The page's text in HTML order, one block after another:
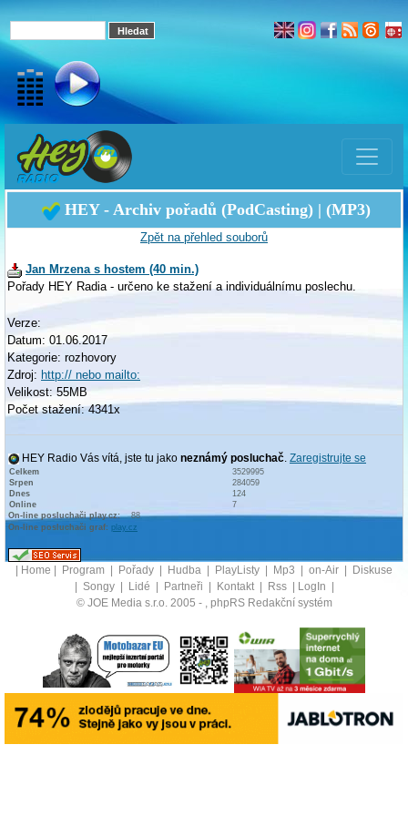
HEY - Archiv pořadů (PodCasting) | (MP3)
Zpět na přehled souborů
Jan Mrzena s hostem (40 min.)
Pořady HEY Radia - určeno ke stažení a individuálnímu poslechu.
Verze:
Datum: 01.06.2017
Kategorie: rozhovory
Zdroj: http:// nebo mailto:
Velikost: 55MB
Počet stažení: 4341x
HEY Radio Vás vítá, jste tu jako neznámý posluchač. Zaregistrujte se
Celkem
3529995
Srpen
284059
Dnes
124
Online
7
On-line posluchači play.cz:
88
On-line posluchači graf: play.cz
Home Program Pořady Hudba PlayListy Mp3 on-Air
Diskuse
Songy Lidé Partneři Kontakt Rss LogIn
© JOE Media s.r.o. 2005 - , phpRS Redakční systém